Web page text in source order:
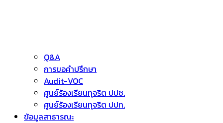
Q&A
การขอคำปรึกษา
Audit-VOC
ศูนย์ร้องเรียนทุจริต ปปช.
ศูนย์ร้องเรียนทุจริต ปปท.
ข้อมูลสาธารณะ